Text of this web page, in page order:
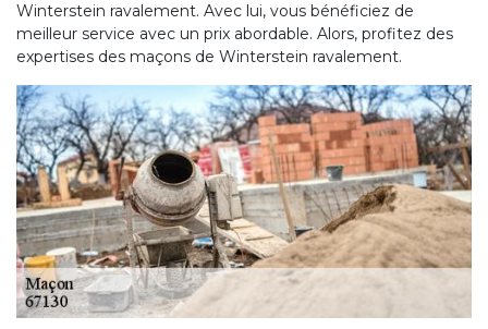
Winterstein ravalement. Avec lui, vous bénéficiez de
meilleur service avec un prix abordable. Alors, profitez des
expertises des maçons de Winterstein ravalement.